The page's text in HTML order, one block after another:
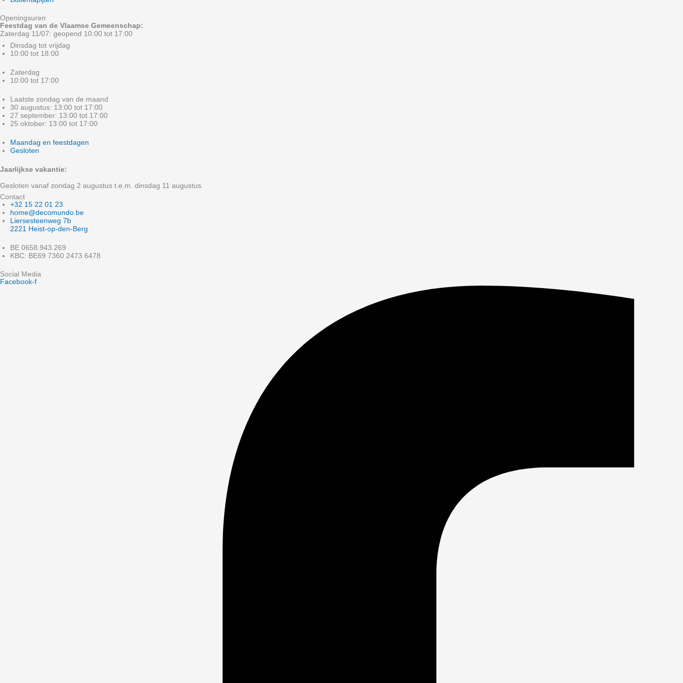
Openingsuren
Feestdag van de Vlaamse Gemeenschap:
Zaterdag 11/07: geopend 10:00 tot 17:00
Dinsdag tot vrijdag
10:00 tot 18:00
Zaterdag
10:00 tot 17:00
Laatste zondag van de maand
30 augustus: 13:00 tot 17:00
27 september: 13:00 tot 17:00
25 oktober: 13:00 tot 17:00
Maandag en feestdagen
Gesloten
Jaarlijkse vakantie:
Gesloten vanaf zondag 2 augustus t.e.m. dinsdag 11 augustus.
Contact
+32 15 22 01 23
home@decomundo.be
Liersesteenweg 7b
2221 Heist-op-den-Berg
BE 0658.943.269
KBC: BE69 7360 2473 6478
Social Media
Facebook-f